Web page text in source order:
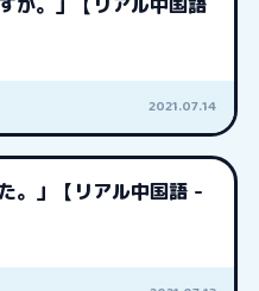
2021.07.14
。」【リアル中国語 -